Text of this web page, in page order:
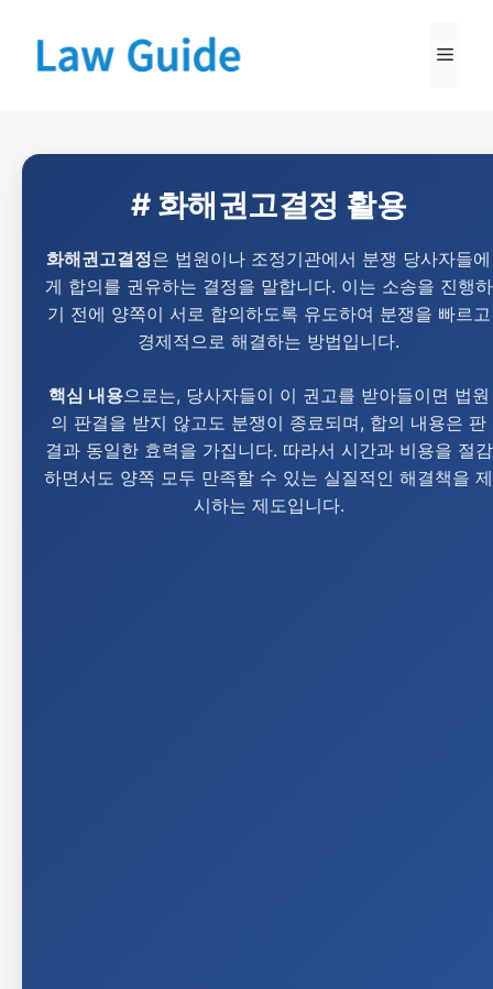
# 화해권고결정 활용
화해권고결정은 법원이나 조정기관에서 분쟁 당사자들에
게 합의를 권유하는 결정을 말합니다. 이는 소송을 진행하
기 전에 양쪽이 서로 합의하도록 유도하여 분쟁을 빠르고
경제적으로 해결하는 방법입니다.
핵심 내용으로는, 당사자들이 이 권고를 받아들이면 법원
의 판결을 받지 않고도 분쟁이 종료되며, 합의 내용은 판
결과 동일한 효력을 가집니다. 따라서 시간과 비용을 절감
하면서도 양쪽 모두 만족할 수 있는 실질적인 해결책을 제
시하는 제도입니다.